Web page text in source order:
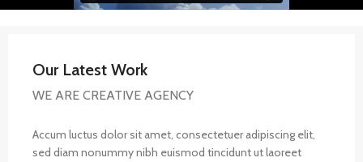
Our Latest Work
WE ARE CREATIVE AGENCY
Accum luctus dolor sit amet, consectetuer adipiscing elit,
sed diam nonummy nibh euismod tincidunt ut laoreet